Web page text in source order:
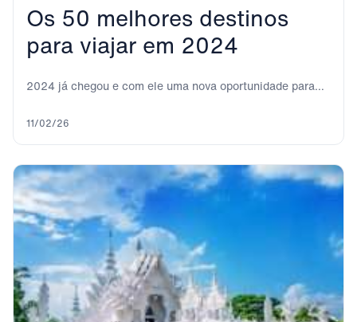
Os 50 melhores destinos
para viajar em 2024
2024 já chegou e com ele uma nova oportunidade para
11/02/26